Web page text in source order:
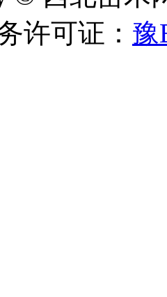
许可证： 豫